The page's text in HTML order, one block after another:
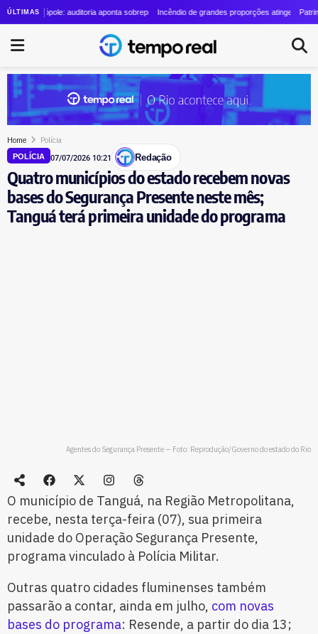
ÚLTIMAS
cresce quase 24 vezes em quatro anos
auditoria aponta sobrepreço de R$ 20 milhões em contrato de R$ 56 milhões
Incêndio de grandes proporções atinge o Parque
Patrimônio de
Home Polícia
POLÍCIA 07/07/2026 10:21 Redação
Quatro municípios do estado recebem novas
bases do Segurança Presente neste mês;
Tanguá terá primeira unidade do programa
Agentes do Segurança Presente — Foto: Reprodução/Governo do estado do Rio
O município de Tanguá, na Região Metropolitana,
recebe, nesta terça-feira (07), sua primeira
unidade do Operação Segurança Presente,
programa vinculado à Polícia Militar.
Outras quatro cidades fluminenses também
passarão a contar, ainda em julho, com novas
bases do programa: Resende, a partir do dia 13;